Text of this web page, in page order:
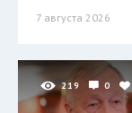
7 августа 2026
219 0